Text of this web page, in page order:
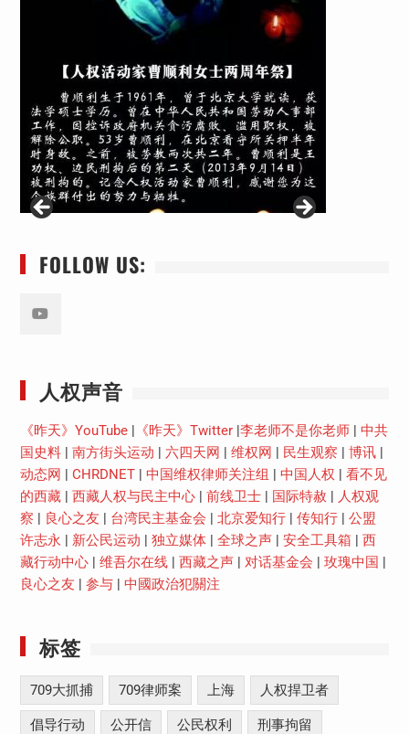
FOLLOW US:
人权声音
《昨天》YouTube| 《昨天》Twitter|李老师不是你老师| 中共
国史料| 南方街头运动 | 六四天网 | 维权网 | 民生观察 | 博讯|
动态网 | CHRDNET| 中国维权律师关注组 | 中国人权 | 看不见
的西藏| 西藏人权与民主中心| 前线卫士| 国际特赦 | 人权观
察 | 良心之友 | 台湾民主基金会 | 北京爱知行| 传知行| 公盟
许志永 | 新公民运动 | 独立媒体| 全球之声| 安全工具箱 | 西
藏行动中心| 维吾尔在线| 西藏之声| 对话基金会 | 玫瑰中国 |
良心之友 | 参与| 中國政治犯關注
标签
709大抓捕 709律师案 上海 人权捍卫者
倡导行动 公开信 公民权利 刑事拘留